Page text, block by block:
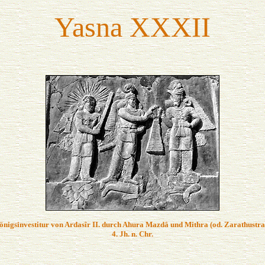
Yasna XXXII
von Ardasîr II. durch Ahura Mazdâ und Mithra (od.
4. Jh. n. Chr.